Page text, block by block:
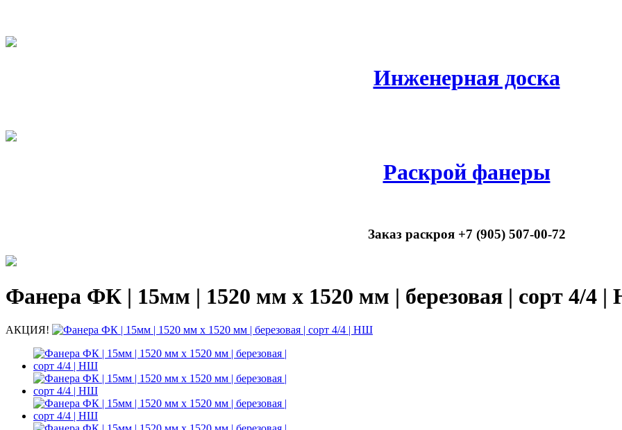
Инженерная доска
Раскрой фанеры
Заказ раскроя +7 (905) 507-00-72
Фанера ФК | 15мм | 1520 мм х 1520 мм | березовая | сорт 4/4
АКЦИЯ!